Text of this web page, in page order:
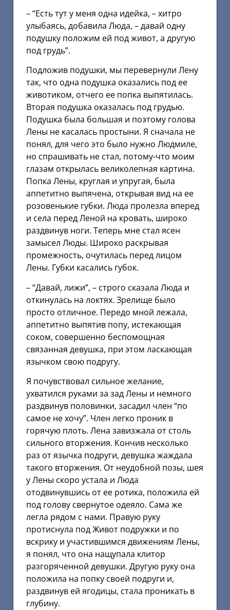
– “Есть тут у меня одна идейка, – хитро
улыбаясь, добавила Люда, – давай одну
подушку положим ей под живот, а другую
под грудь”.
Подложив подушки, мы перевернули Лену
так, что одна подушка оказались под ее
животиком, отчего ее попка выпятилась.
Вторая подушка оказалась под грудью.
Подушка была большая и поэтому голова
Лены не касалась простыни. Я сначала не
понял, для чего это было нужно Людмиле,
но спрашивать не стал, потому-что моим
глазам открылась великолепная картина.
Попка Лены, круглая и упругая, была
аппетитно выпячена, открывая вид на ее
розовенькие губки. Люда пролезла вперед
и села перед Леной на кровать, широко
раздвинув ноги. Теперь мне стал ясен
замысел Люды. Широко раскрывая
промежность, очутилась перед лицом
Лены. Губки касались губок.
– “Давай, лижи”, – строго сказала Люда и
откинулась на локтях. Зрелище было
просто отличное. Передо мной лежала,
аппетитно выпятив попу, истекающая
соком, совершенно беспомощная
связанная девушка, при этом ласкающая
язычком свою подругу.
Я почувствовал сильное желание,
ухватился руками за зад Лены и немного
раздвинув половинки, засадил член “по
самое не хочу”. Член легко проник в
горячую плоть. Лена завизжала от столь
сильного вторжения. Кончив несколько
раз от язычка подруги, девушка жаждала
такого вторжения. От неудобной позы, шея
у Лены скоро устала и Люда
отодвинувшись от ее ротика, положила ей
под голову свернутое одеяло. Сама же
легла рядом с нами. Правую руку
протиснула под Живот подружки и по
вскрику и участившимся движениям Лены,
я понял, что она нащупала клитор
разгоряченной девушки. Другую руку она
положила на попку своей подруги и,
раздвинув ей ягодицы, стала проникать в
глубину.